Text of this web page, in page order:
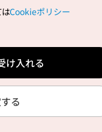
All Rights
Cookieポリシー
け入れる
る